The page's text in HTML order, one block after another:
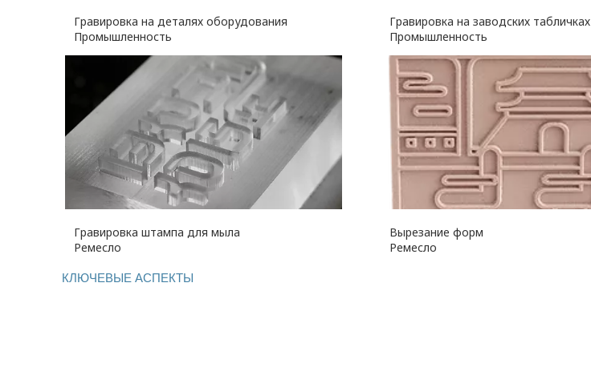
Гравировка на деталях оборудования
Промышленность
Гравировка на заводских табличках
Промышленность
Гравировка штампа для мыла
Ремесло
Вырезание форм
Ремесло
КЛЮЧЕВЫЕ АСПЕКТЫ